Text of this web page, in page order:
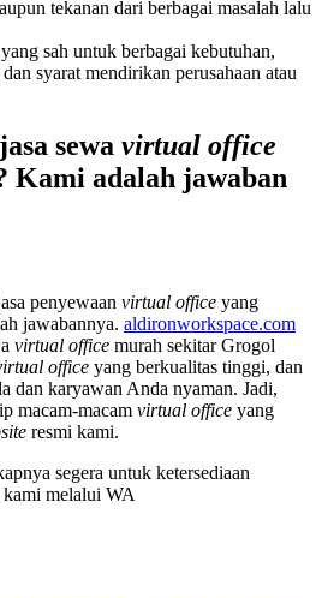
tekanan dari berbagai masalah lalu
sah untuk berbagai kebutuhan,
syarat mendirikan perusahaan atau
sewa virtual office
Kami adalah jawaban
penyewaan virtual office yang
jawabannya. aldironworkspace.com
virtual office murah sekitar Grogol
office yang berkualitas tinggi, dan
dan karyawan Anda nyaman. Jadi,
macam-macam virtual office yang
resmi kami.
segera untuk ketersediaan
melalui WA